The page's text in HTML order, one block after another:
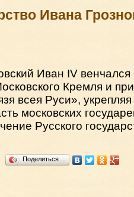
Ивана
Иван IV венчался
Кремля и
всея Руси»,
московских
Русского
Поделиться…